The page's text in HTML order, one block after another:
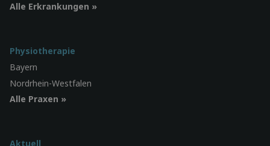
Alle Erkrankungen »
Physiotherapie
Bayern
Nordrhein-Westfalen
Alle Praxen »
Aktuell